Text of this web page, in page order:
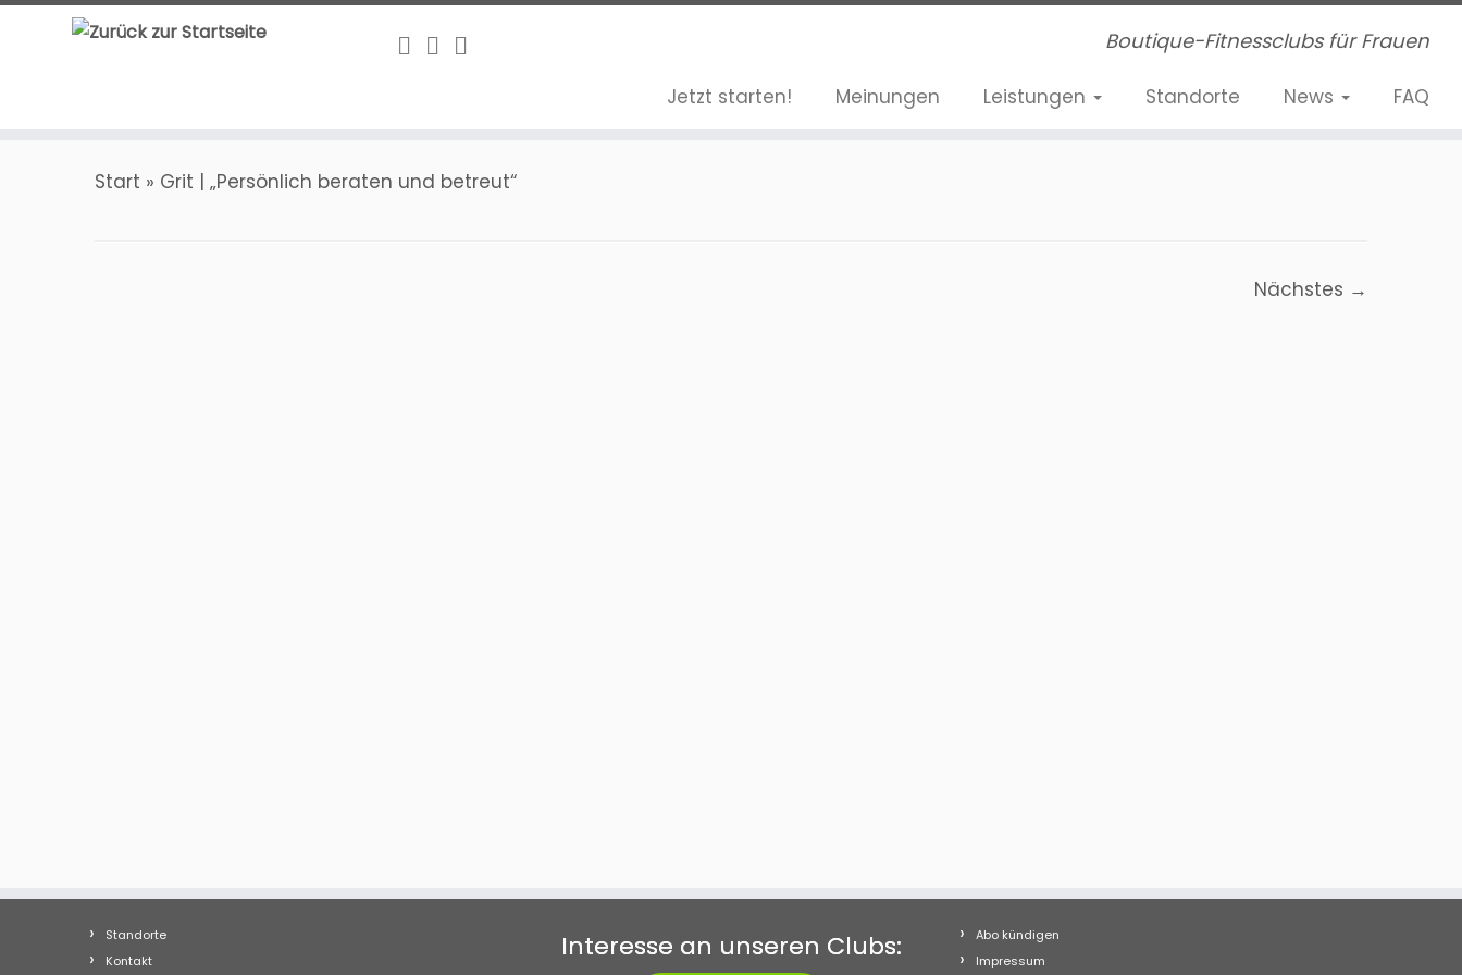
Zum
Boutique-Fitnessclubs für Frauen
Jetzt starten! Meinungen Leistungen Standorte News FAQ
Start » Grit | „Persönlich beraten und betreut“
Nächstes →
Standorte
Kontakt
Interesse an unseren Clubs:
Abo kündigen
Impressum